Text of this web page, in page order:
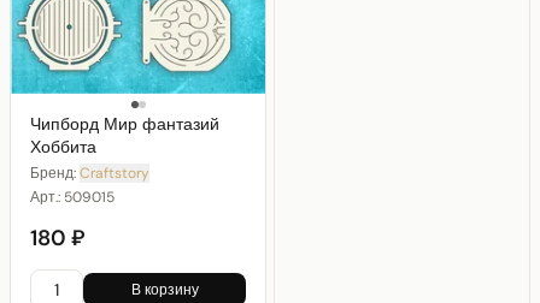
Чипборд Мир фантазий
Хоббита
Бренд:Craftstory
Арт.: 509015
180 ₽
В корзину